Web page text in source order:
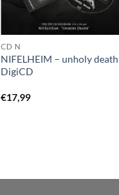
CD N
NIFELHEIM – unholy death
DigiCD
€17,99